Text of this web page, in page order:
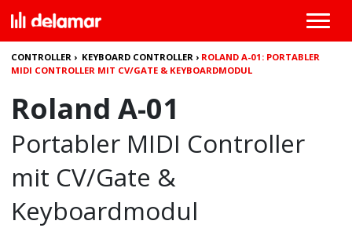
CONTROLLER › KEYBOARD CONTROLLER › ROLAND A-01: PORTABLER
MIDI CONTROLLER MIT CV/GATE & KEYBOARDMODUL
Roland A-01
Portabler MIDI Controller
mit CV/Gate &
Keyboardmodul